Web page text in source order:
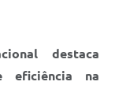
destaca
eficiência na